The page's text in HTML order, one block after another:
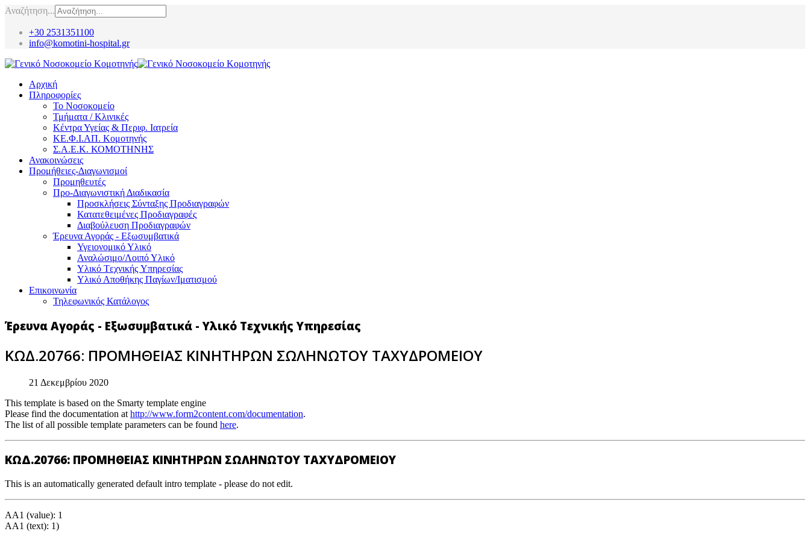
Αναζήτηση...
+30 2531351100
info@komotini-hospital.gr
Αρχική
Πληροφορίες
Το Νοσοκομείο
Τμήματα / Κλινικές
Κέντρα Υγείας & Περιφ. Ιατρεία
ΚΕ.Φ.Ι.ΑΠ. Κομοτηνής
Σ.Α.Ε.Κ. ΚΟΜΟΤΗΝΗΣ
Ανακοινώσεις
Προμήθειες-Διαγωνισμοί
Προμηθευτές
Προ-Διαγωνιστική Διαδικασία
Προσκλήσεις Σύνταξης Προδιαγραφών
Κατατεθειμένες Προδιαγραφές
Διαβούλευση Προδιαγραφών
Έρευνα Αγοράς - Εξωσυμβατικά
Υγειονομικό Υλικό
Αναλώσιμο/Λοιπό Υλικό
Υλικό Tεχνικής Yπηρεσίας
Υλικό Αποθήκης Παγίων/Ιματισμού
Επικοινωνία
Τηλεφωνικός Κατάλογος
Έρευνα Αγοράς - Εξωσυμβατικά - Υλικό Τεχνικής Υπηρεσίας
ΚΩΔ.20766: ΠΡΟΜΗΘΕΙΑΣ ΚΙΝΗΤΗΡΩΝ ΣΩΛΗΝΩΤΟΥ ΤΑΧΥΔΡΟΜΕΙΟΥ
21 Δεκεμβρίου 2020
This template is based on the Smarty template engine
Please find the documentation at http://www.form2content.com/documentation.
The list of all possible template parameters can be found here.
ΚΩΔ.20766: ΠΡΟΜΗΘΕΙΑΣ ΚΙΝΗΤΗΡΩΝ ΣΩΛΗΝΩΤΟΥ ΤΑΧΥΔΡΟΜΕΙΟΥ
This is an automatically generated default intro template - please do not edit.
AA1 (value): 1
AA1 (text): 1)